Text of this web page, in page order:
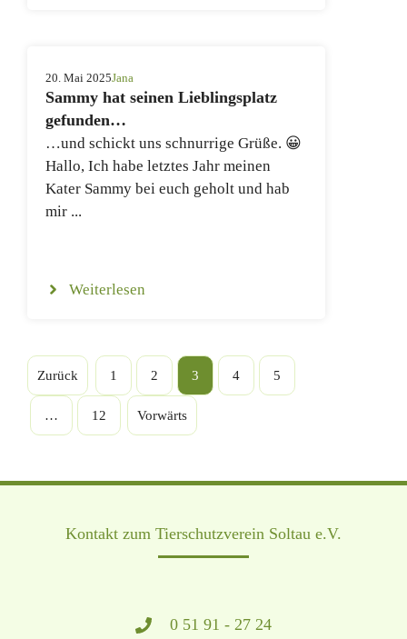
20. Mai 2025Jana
Sammy hat seinen Lieblingsplatz
gefunden…
…und schickt uns schnurrige Grüße. 😀
Hallo, Ich habe letztes Jahr meinen
Kater Sammy bei euch geholt und hab
mir ...
Weiterlesen
Zurück 1 2 3 4 5
… 12 Vorwärts
Kontakt zum Tierschutzverein Soltau e.V.
0 51 91 - 27 24